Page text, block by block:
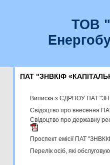
ТОВ
ПАТ "ЗНВКІФ
Виписка з ЄДРПОУ ПАТ
Cвідоцтво про внесення
Свідоцтво про державну
Проспект емісії ПАТ
Перелік осіб, які